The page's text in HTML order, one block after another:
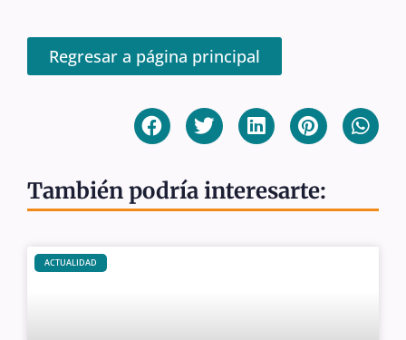
Regresar a página principal
También podría interesarte:
ACTUALIDAD